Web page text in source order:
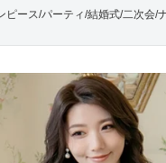
ース/パーティ/結婚式/二次会/ナ